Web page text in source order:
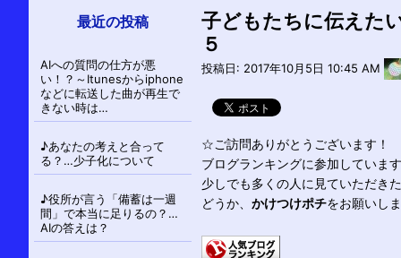
ゲ
ー
シ
ョ
ン
子どもたちに伝えた
５
投稿日: 2017年10月5日 10:45 AM
☆ご訪問ありがとうございます！
ブログランキングに参加しています
少しでも多くの人に見ていただき
どうか、 かけつけポチをお願いしま
最近の投稿
AIへの質問の仕方が悪
い！？～Itunesからiphone
などに転送した曲が再生で
きない時は…
♪あなたの考えと合って
る？…少子化について
♪役所が言う「備蓄は一週
間」で本当に足りるの？…
AIの答えは？